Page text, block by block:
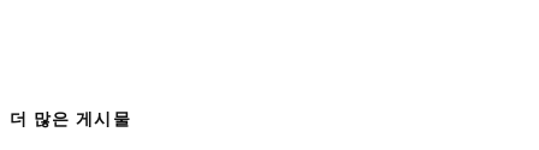
더 많은 게시물